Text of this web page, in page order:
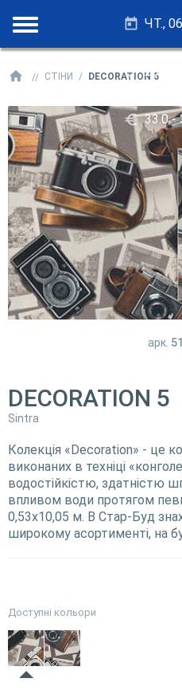
ЧТ., 06
28.25
33.0 -
СТІНИ DECORATION 5
арк.
DECORATION 5
Sintra
Колекція «Decoration» - це
виконаних в техніці
водостійкістю, здатністю
впливом води протягом
0,53х10,05 м. В Стар-Буд
широкому асортименті, на
Доступні кольори